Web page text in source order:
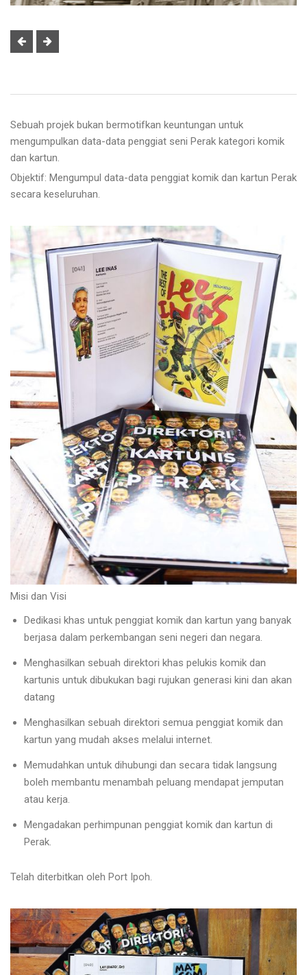
Sebuah projek bukan bermotifkan keuntungan untuk
mengumpulkan data-data penggiat seni Perak kategori komik
dan kartun.
Objektif: Mengumpul data-data penggiat komik dan kartun Perak
secara keseluruhan.
Misi dan Visi
Dedikasi khas untuk penggiat komik dan kartun yang banyak
berjasa dalam perkembangan seni negeri dan negara.
Menghasilkan sebuah direktori khas pelukis komik dan
kartunis untuk dibukukan bagi rujukan generasi kini dan akan
datang
Menghasilkan sebuah direktori semua penggiat komik dan
kartun yang mudah akses melalui internet.
Memudahkan untuk dihubungi dan secara tidak langsung
boleh membantu menambah peluang mendapat jemputan
atau kerja.
Mengadakan perhimpunan penggiat komik dan kartun di
Perak.
Telah diterbitkan oleh Port Ipoh.